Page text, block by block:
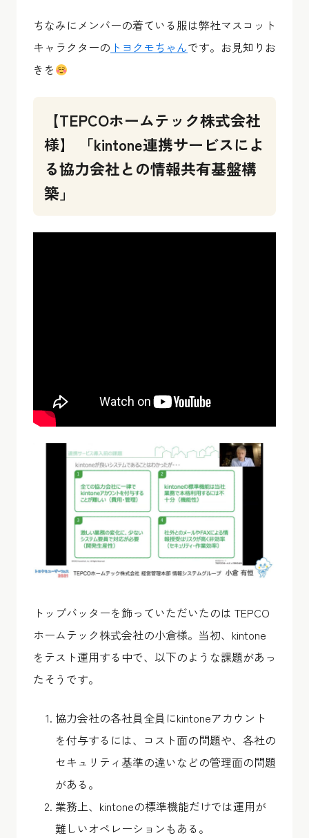
ちなみにメンバーの着ている服は弊社マスコット
キャラクターの トヨクモちゃんです。お見知りお
きを
【TEPCOホームテック株式会社
様】 「kintone連携サービスによ
る協力会社との情報共有基盤構
築」
トップバッターを飾っていただいたのは TEPCO
ホームテック株式会社の小倉様。当初、kintone
をテスト運用する中で、以下のような課題があっ
たそうです。
協力会社の各社員全員にkintoneアカウント
を付与するには、コスト面の問題や、各社の
セキュリティ基準の違いなどの管理面の問題
がある。
業務上、kintoneの標準機能だけでは運用が
難しいオペレーションもある。